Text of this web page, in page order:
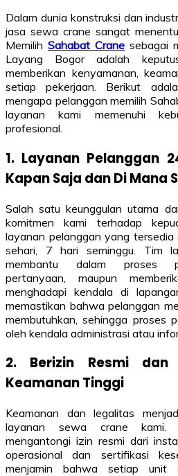
Dalam dunia konstruksi dan
jasa sewa crane sangat
Memilih Sahabat Crane sebagai
Layang Bogor adalah
memberikan kenyamanan,
setiap pekerjaan. Berikut
mengapa pelanggan memilih
layanan kami memenuhi
profesional.
1. Layanan Pelanggan
Kapan Saja dan Di Mana
Salah satu keunggulan utama
komitmen kami terhadap
layanan pelanggan yang
sehari, 7 hari seminggu. Tim
membantu dalam proses
pertanyaan, maupun
menghadapi kendala di
memastikan bahwa pelanggan
membutuhkan, sehingga proses
oleh kendala administrasi atau
2. Berizin Resmi dan
Keamanan Tinggi
Keamanan dan legalitas
layanan sewa crane kami.
mengantongi izin resmi dari
operasional dan sertifikasi
menjamin bahwa setiap unit